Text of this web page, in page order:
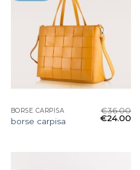
BORSE CARPISA
borse carpisa
€36.00
€24.00